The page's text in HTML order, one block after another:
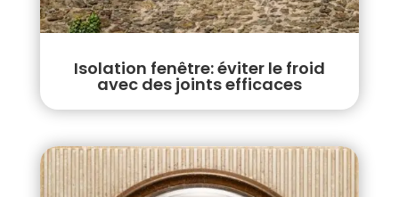
Isolation fenêtre: éviter le froid
avec des joints efficaces